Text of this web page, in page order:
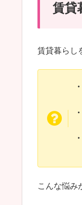
賃貸
賃貸暮らし
こんな悩み